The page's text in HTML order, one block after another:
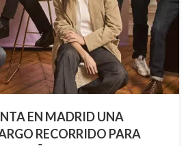
EN MADRID UNA
RECORRIDO PARA